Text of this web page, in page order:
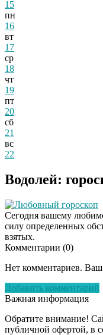
15
пн
16
вт
17
ср
18
чт
19
пт
20
сб
21
вс
22
Водолей:
Любовный гороскоп
Сегодня вашему
силу определенных
взятых.
Комментарии (0)
Нет комментариев.
Добавить комментарий
Важная информация
Обратите внимание!
публичной офертой, в